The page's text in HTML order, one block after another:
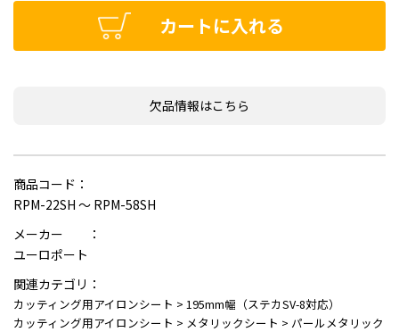
カートに入れる
欠品情報はこちら
商品コード：
RPM-22SH ～ RPM-58SH
メーカー ：
ユーロポート
関連カテゴリ：
カッティング用アイロンシート > 195mm幅（ステカSV-8対応）
カッティング用アイロンシート > メタリックシート > パールメタリック